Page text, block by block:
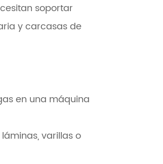
soportar
y carcasas de
en una máquina
varillas o